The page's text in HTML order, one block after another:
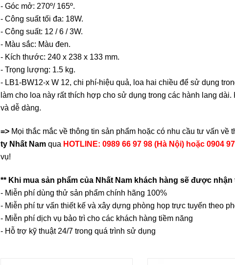
- Góc mở: 270º/ 165º.
- Công suất tối đa: 18W.
- Công suất: 12 / 6 / 3W.
- Màu sắc: Màu đen.
- Kích thước: 240 x 238 x 133 mm.
- Trọng lượng: 1.5 kg.
- LB1-BW12-x W 12, chi phí-hiệu quả, loa hai chiều để sử dụng
làm cho loa này rất thích hợp cho sử dụng trong các hành lang
và dễ dàng.
=> Mọi thắc mắc về thông tin sản phẩm hoặc có nhu cầu tư vấn
ty Nhất Nam qua HOTLINE: 0989 66 97 98 (Hà Nội) hoặc 0904
vụ!
** Khi mua sản phẩm của Nhất Nam khách hàng sẽ được
- Miễn phí dùng thử sản phẩm chính hãng 100%
- Miễn phí tư vấn thiết kế và xây dựng phòng họp trực tuyến theo
- Miễn phí dịch vụ bảo trì cho các khách hàng tiềm năng
- Hỗ trợ kỹ thuật 24/7 trong quá trình sử dụng